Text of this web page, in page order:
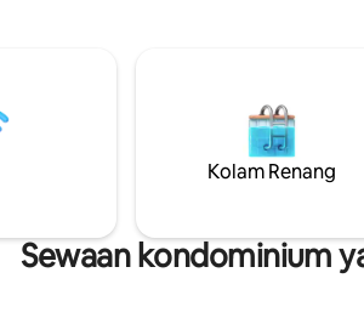
lanjut?
mudah
Prince
Kolam Renang
Sewaan kondominium